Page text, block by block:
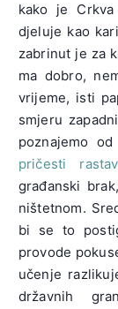
kako je Crkva
djeluje kao
zabrinut je za
ma dobro,
vrijeme, isti
smjeru
poznajemo
pričesti
građanski
ništetnom.
bi se to
provode
učenje
državnih